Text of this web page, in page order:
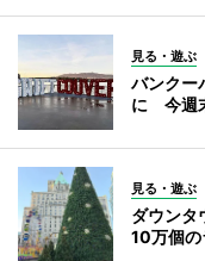
見る・遊ぶ
バンクー
に 今週
見る・遊ぶ
ダウン
10万個の